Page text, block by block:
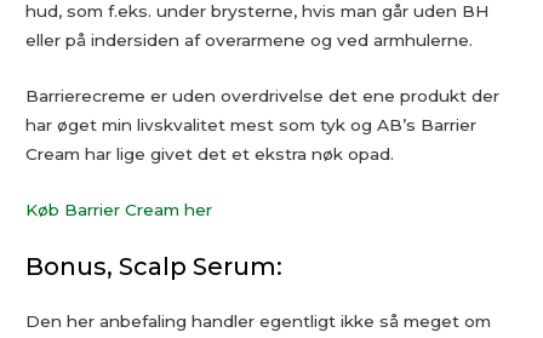
hud, som f.eks. under brysterne, hvis man går uden BH
eller på indersiden af overarmene og ved armhulerne.
Barrierecreme er uden overdrivelse det ene produkt der
har øget min livskvalitet mest som tyk og AB’s Barrier
Cream har lige givet det et ekstra nøk opad.
Køb Barrier Cream her
Bonus, Scalp Serum:
Den her anbefaling handler egentligt ikke så meget om